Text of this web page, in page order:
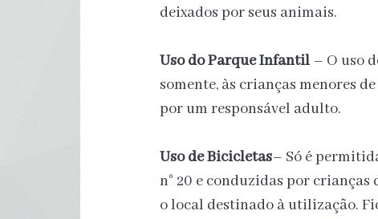
deixados por seus animais.
Uso do Parque Infantil – O uso
somente, às crianças menores
por um responsável adulto.
Uso de Bicicletas– Só é
n° 20 e conduzidas por crianças
o local destinado à utilização.